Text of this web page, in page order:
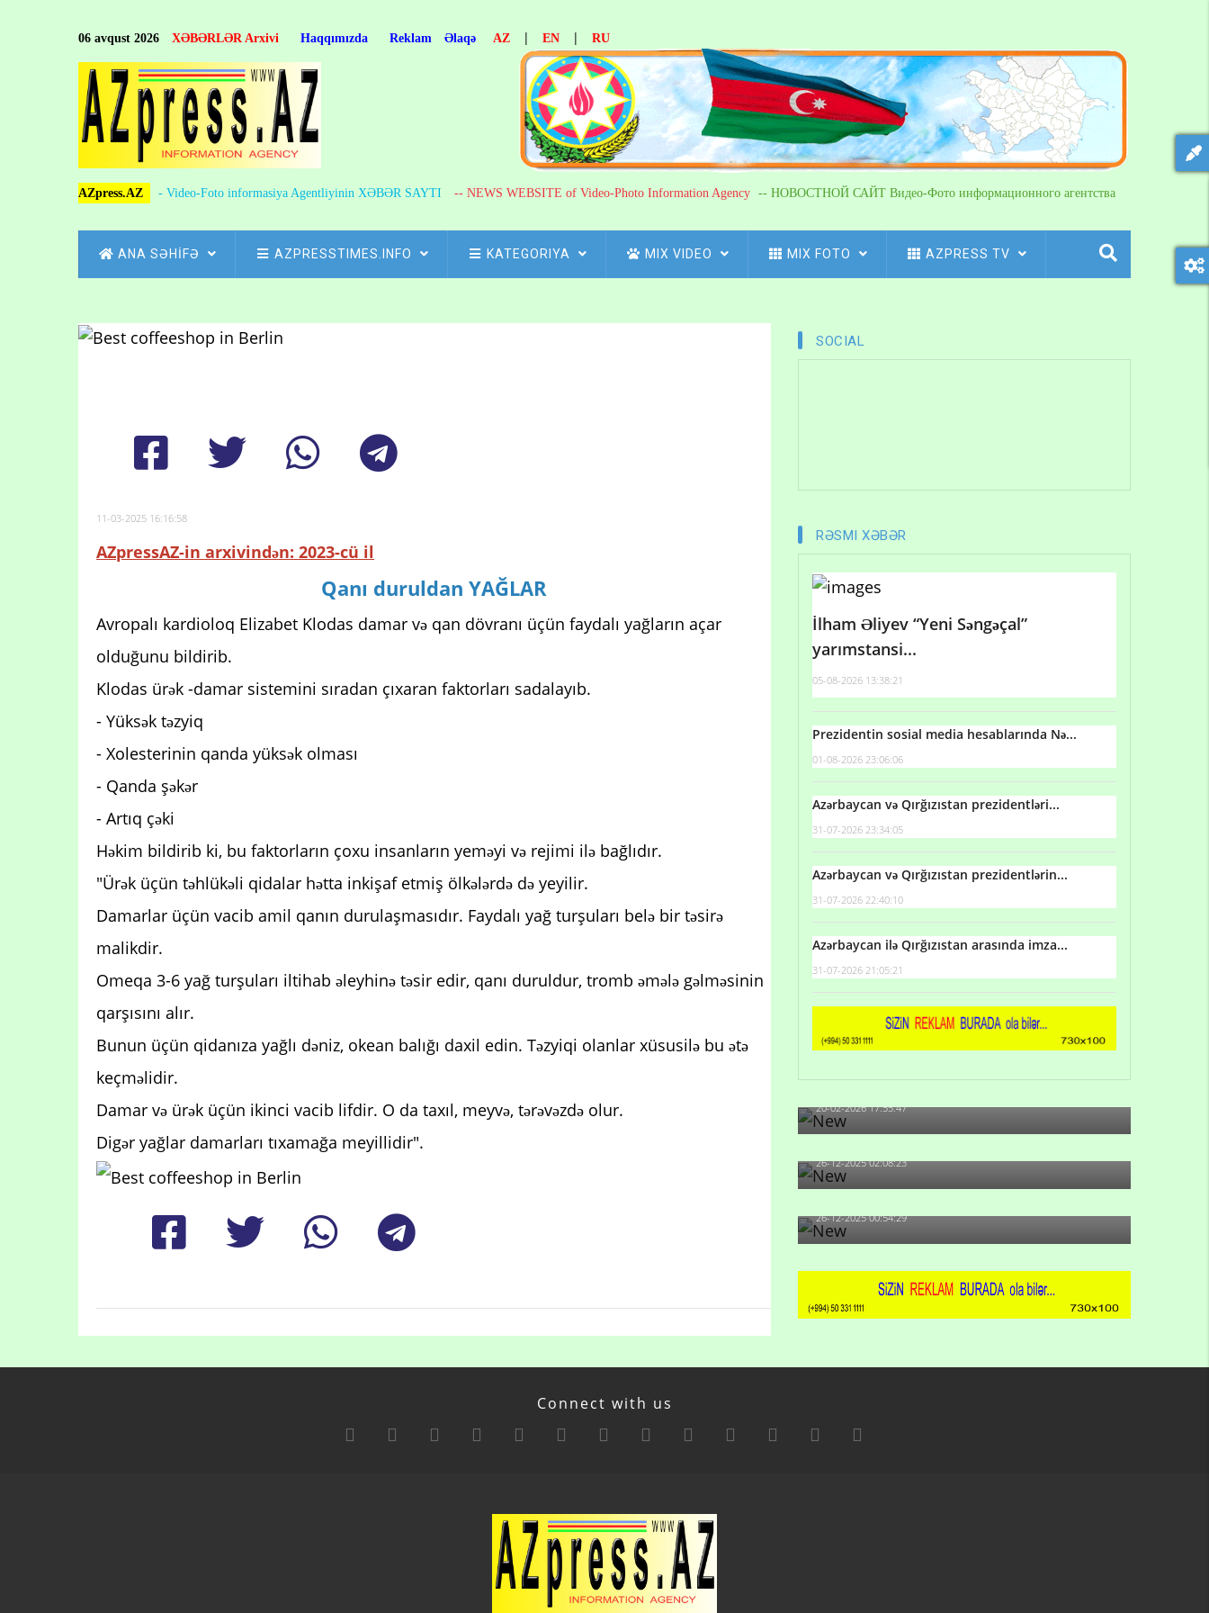
06 avqust 2026 XƏBƏRLƏR Arxivi Haqqımızda Reklam Əlaqə AZ | EN | RU
AZpress.AZ - Video-Foto informasiya Agentliyinin XƏBƏR SAYTI -- NEWS WEBSITE of Video-Photo Information Agency -- НОВОСТНОЙ САЙТ Видео-Фото информационного агентства
MAIN
NAVIGATION
ANA SƏHİFƏ AZPRESSTIMES.INFO KATEGORIYA MIX VIDEO MIX FOTO AZPRESS TV
Breadcrumb
11-03-2025 16:16:58
AZpressAZ-in arxivindən: 2023-cü il
Qanı duruldan YAĞLAR
Avropalı kardioloq Elizabet Klodas damar və qan dövranı üçün faydalı yağların açar
olduğunu bildirib.
Klodas ürək -damar sistemini sıradan çıxaran faktorları sadalayıb.
- Yüksək təzyiq
- Xolesterinin qanda yüksək olması
- Qanda şəkər
- Artıq çəki
Həkim bildirib ki, bu faktorların çoxu insanların yeməyi və rejimi ilə bağlıdır.
"Ürək üçün təhlükəli qidalar hətta inkişaf etmiş ölkələrdə də yeyilir.
Damarlar üçün vacib amil qanın durulaşmasıdır. Faydalı yağ turşuları belə bir təsirə
malikdir.
Omeqa 3-6 yağ turşuları iltihab əleyhinə təsir edir, qanı duruldur, tromb əmələ gəlməsinin
qarşısını alır.
Bunun üçün qidanıza yağlı dəniz, okean balığı daxil edin. Təzyiqi olanlar xüsusilə bu ətə
keçməlidir.
Damar və ürək üçün ikinci vacib lifdir. O da taxıl, meyvə, tərəvəzdə olur.
Digər yağlar damarları tıxamağa meyillidir".
SOCIAL
RƏSMI XƏBƏR
İlham Əliyev “Yeni Səngəçal”
yarımstansi...
05-08-2026 13:38:21
Prezidentin sosial media hesablarında Nə...
01-08-2026 23:06:06
Azərbaycan və Qırğızıstan prezidentləri...
31-07-2026 23:34:05
Azərbaycan və Qırğızıstan prezidentlərin...
31-07-2026 22:40:10
Azərbaycan ilə Qırğızıstan arasında imza...
31-07-2026 21:05:21
artıb?
20-02-2026 17:55:47
Məni bura NAZİR GÖNDƏRİB - 1937-ci ildən
fəaliyyətdə olan və...
26-12-2025 02:08:23
-Ay qız, sən məhkəməni udmayacaqsan... Sən
bilirsən də, məni...
26-12-2025 00:54:29
Connect with us